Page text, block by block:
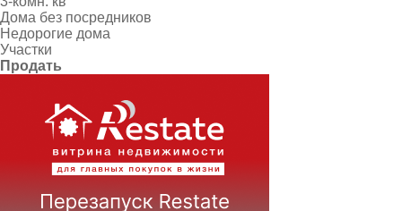
Дома без посредников
Недорогие дома
Участки
Продать